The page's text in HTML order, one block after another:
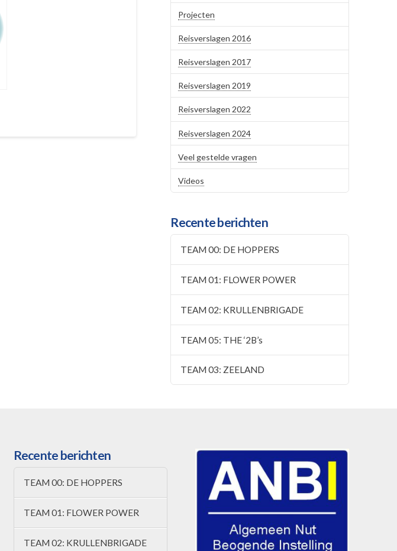
Projecten
Reisverslagen 2016
Reisverslagen 2017
Reisverslagen 2019
Reisverslagen 2022
Reisverslagen 2024
Veel gestelde vragen
Videos
Recente berichten
TEAM 00: DE HOPPERS
TEAM 01: FLOWER POWER
TEAM 02: KRULLENBRIGADE
TEAM 05: THE ‘2B’s
TEAM 03: ZEELAND
Recente berichten
TEAM 00: DE HOPPERS
TEAM 01: FLOWER POWER
TEAM 02: KRULLENBRIGADE